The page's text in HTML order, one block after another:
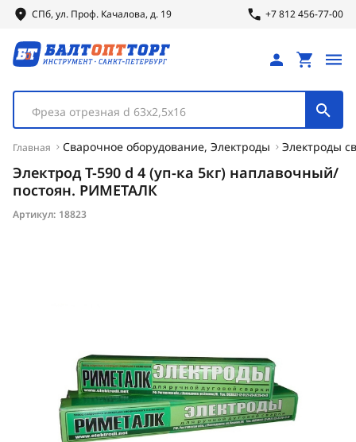
СПб, ул. Проф. Качалова, д. 19 +7 812 456-77-00
Фреза отрезная d 63х2,5х16
Главная Сварочное оборудование, Электроды Электроды
Электрод Т-590 d 4 (уп-ка 5кг) наплавочный/
постоян. РИМЕТАЛК
Артикул: 18823